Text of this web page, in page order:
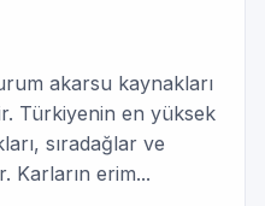
akarsu kaynakları
Türkiyenin en yüksek
sıradağlar ve
Karların erim...